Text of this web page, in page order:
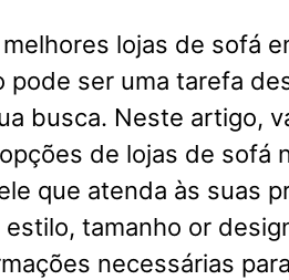
lojas de sofá
pode ser uma tarefa
busca. Neste artigo,
de lojas de sofá
que atenda às suas
estilo, tamanho or
necessárias